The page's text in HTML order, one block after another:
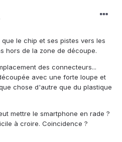
le chip et ses pistes vers les
hors de la zone de découpe.
des connecteurs...
avec une forte loupe et
chose d'autre que du plastique
mettre le smartphone en rade ?
à croire. Coincidence ?